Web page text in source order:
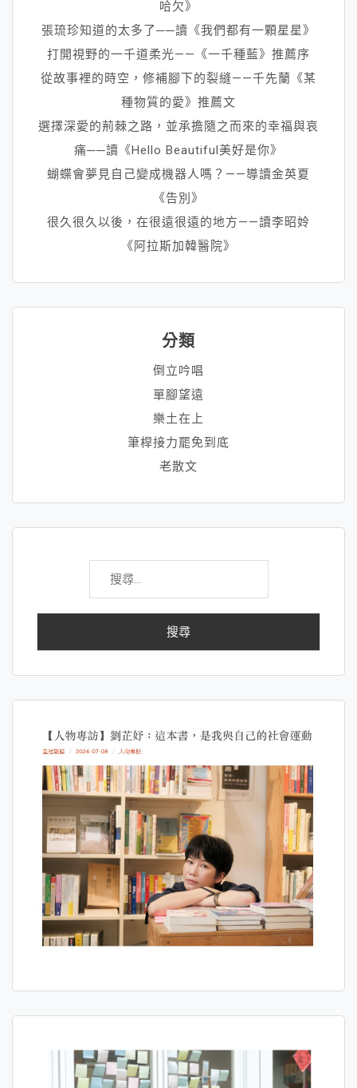
哈欠》
張琉珍知道的太多了──讀《我們都有一顆星星》
打開視野的一千道柔光——《一千種藍》推薦序
從故事裡的時空，修補腳下的裂縫——千先蘭《某
種物質的愛》推薦文
選擇深愛的荊棘之路，並承擔隨之而來的幸福與哀
痛──讀《Hello Beautiful美好是你》
蝴蝶會夢見自己變成機器人嗎？——導讀金英夏
《告別》
很久很久以後，在很遠很遠的地方——讀李昭姈
《阿拉斯加韓醫院》
分類
倒立吟唱
單腳望遠
樂土在上
筆桿接力罷免到底
老散文
搜
關